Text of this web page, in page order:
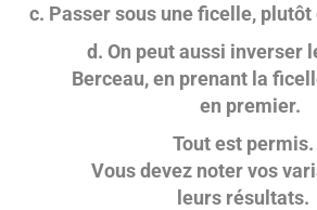
c. Passer sous une ficelle,
d. On peut aussi inverser
Berceau, en prenant la
en premier.
Tout est permis.
Vous devez noter vos
leurs résultats.